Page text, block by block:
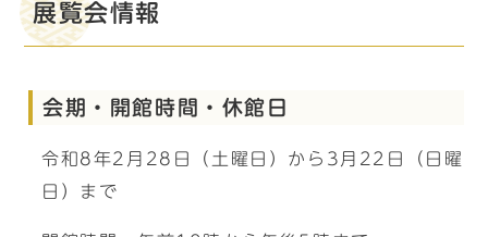
展覧会情報
会期・開館時間・休館日
令和8年2月28日（土曜日）から3月22日（日曜
日）まで